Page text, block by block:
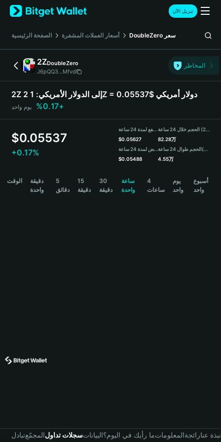
English
日本語
Русский
Español (Latinoamérica)
Türkçe
Deutsch
简体中文
Português (Portugal)
Bahasa Indonesia
বাংলা
تنزيل الآن
الصفحة الرئيسية أسعار العملات المشفرة DoubleZero سعر
2ZDoubleZero
J6pQQ3...Mfvd
المخاطر
2Z إلى الدولار الأمريكي:
1 2Z = 0.05537$ دولار أمريكي
+0.17%
يوم واحد
$0.05537
+0.17%
مرتفع لمدة 24 ساعة
$0.05627
منخفض لمدة 24 ساعة
$0.05488
الحجم خلال 24 ساعة (2Z)
82.28万
الحجم طوال 24 ساعة(USDT)
4.55万
الوقت
دقيقة
واحدة
5
دقائق
15
دقيقة
30
دقيقة
ساعة
واحدة
4
ساعات
يوم
واحد
أسبوع
واحد
تبادلالمجمّعسجلات تداولالبياناتما رأيك في اليوم؟المعلوماترائجةنبذة عنا